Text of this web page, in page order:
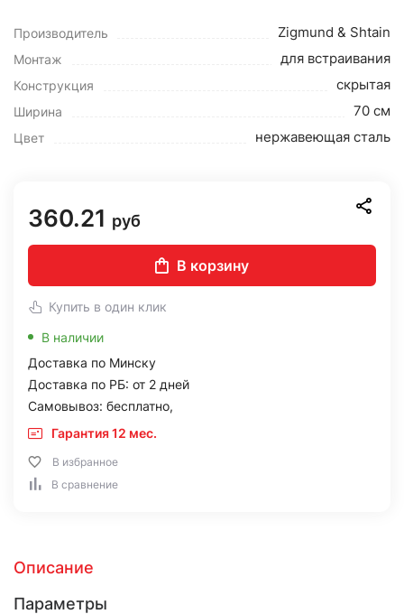
Производитель Zigmund & Shtain
Монтаж для встраивания
Конструкция скрытая
Ширина 70 см
Цвет нержавеющая сталь
360.21 руб
В корзину
Купить в один клик
В наличии
Доставка по Минску
Доставка по РБ: от 2 дней
Самовывоз: бесплатно,
Гарантия 12 мес.
В избранное
В сравнение
Описание
Параметры